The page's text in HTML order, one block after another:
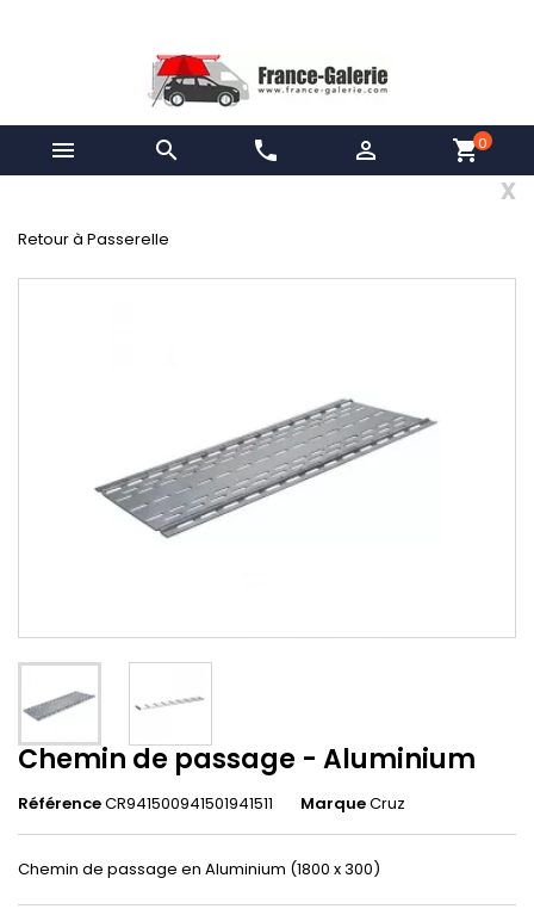
  phone  shopping_cart0
x
Retour à Passerelle
Chemin de passage - Aluminium
RéférenceCR941500941501941511 MarqueCruz
Chemin de passage en Aluminium (1800 x 300)